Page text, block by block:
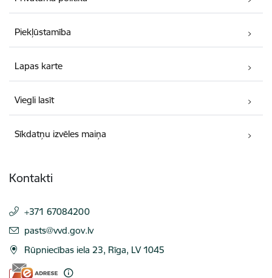
Piekļūstamība
Lapas karte
Viegli lasīt
Sīkdatņu izvēles maiņa
Kontakti
+371 67084200
E-pasts:
pasts@vvd.gov.lv
Rūpniecības iela 23, Rīga, LV 1045